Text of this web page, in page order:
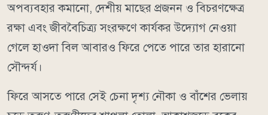
অপব্যবহার কমানো, দেশীয় মাছের প্রজনন ও বিচরণক্ষেত্র
রক্ষা এবং জীববৈচিত্র্য সংরক্ষণে কার্যকর উদ্যোগ নেওয়া
গেলে হাওদা বিল আবারও ফিরে পেতে পারে তার হারানো
সৌন্দর্য।
ফিরে আসতে পারে সেই চেনা দৃশ্য নৌকা ও বাঁশের ভেলায়